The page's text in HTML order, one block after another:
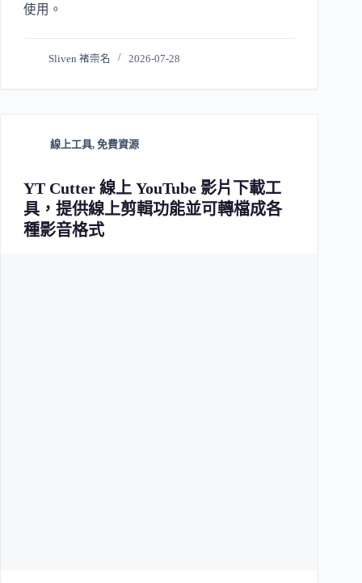
使用。
Sliven 褚崇名 2026-07-28
線上工具, 免費資源
YT Cutter 線上 YouTube 影片下載工
具，提供線上剪輯功能並可轉檔成各
種影音格式